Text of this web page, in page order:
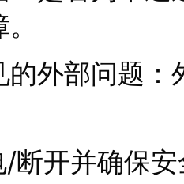
的外部问题
断开并确保安